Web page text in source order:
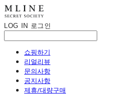
LOG IN 로그인
쇼핑하기
리얼리뷰
문의사항
공지사항
제휴/대량구매